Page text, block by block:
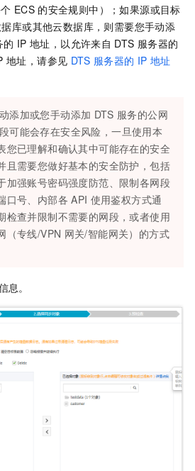
ECS 的安全规则中）；如果源或目标
库或其他云数据库，则需要您手动添
的 IP 地址，以允许来自 DTS 服务器的
地址，请参见 DTS 服务器的 IP 地址
添加或您手动添加 DTS 服务的公网
可能会存在安全风险，一旦使用本
您已理解和确认其中可能存在的安全
且需要您做好基本的安全防护，包括
加强账号密码强度防范、限制各网段
口号、内部各 API 使用鉴权方式通
检查并限制不需要的网段，或者使用
（专线/VPN 网关/智能网关）的方式
。